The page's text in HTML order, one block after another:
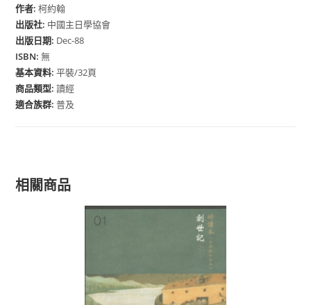
作者:柯約翰
出版社: 中國主日學協會
出版日期: Dec-88
ISBN:無
基本資料:平裝/32頁
商品類型:讀經
適合族群:普及
相關商品